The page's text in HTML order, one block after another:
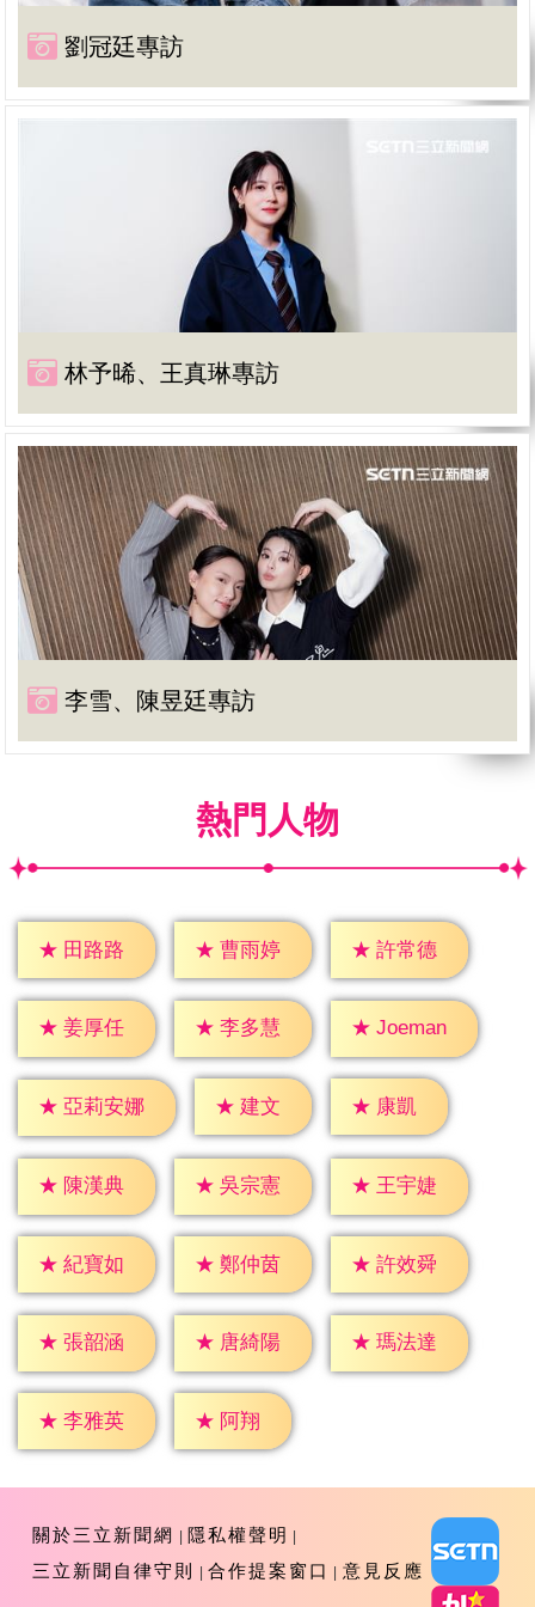
劉冠廷專訪
林予晞、王真琳專訪
李雪、陳昱廷專訪
熱門人物
★ 田路路 ★ 曹雨婷 ★ 許常德
★ 姜厚任 ★ 李多慧 ★ Joeman
★ 亞莉安娜 ★ 建文 ★ 康凱
★ 陳漢典 ★ 吳宗憲 ★ 王宇婕
★ 紀寶如 ★ 鄭仲茵 ★ 許效舜
★ 張韶涵 ★ 唐綺陽 ★ 瑪法達
★ 李雅英 ★ 阿翔
關於三立新聞網
隱私權聲明
三立新聞自律守則
合作提案窗口 意見反應